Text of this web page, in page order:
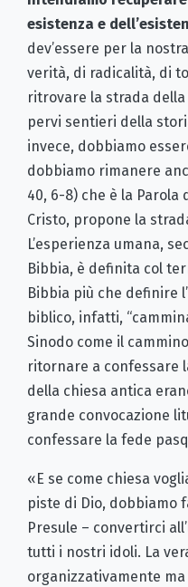
esistenza e
dev’essere per la
verità, di radicalità, di
ritrovare la strada della
pervi sentieri della
invece, dobbiamo
dobbiamo rimanere
40, 6-8) che è la Parola
Cristo, propo­ne la
L’esperienza umana,
Bibbia, è definita col
Bibbia più che definire
biblico, infatti,
Sinodo come il
ritornare a confessare
della chiesa antica
grande convocazione
confessare la fede
«E se come chiesa
piste di Dio, dobbiamo
Presule – con­vertirci
tutti i nostri idoli. La
organizzativamente